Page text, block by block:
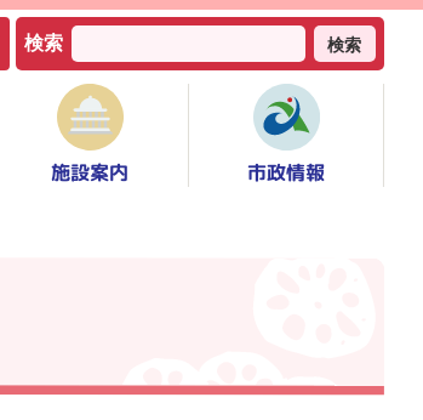
検索 検索
施設案内 市政情報